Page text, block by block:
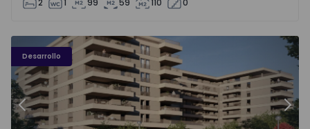
2 1 99 59 110 0
Desarrollo
PLENO JARDIM - 3
Anterior